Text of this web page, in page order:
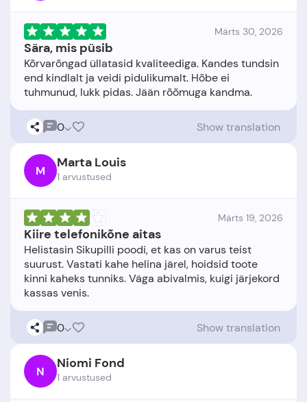
Märts 30, 2026
Sära, mis püsib
Kõrvarõngad üllatasid kvaliteediga. Kandes tundsin
end kindlalt ja veidi pidulikumalt. Hõbe ei
0 Show translation
M Marta Louis
1 arvustused
Märts 19, 2026
Kiire telefonikõne aitas
Helistasin Sikupilli poodi, et kas on varus teist
suurust. Vastati kahe helina järel, hoidsid toote
kinni kaheks tunniks. Väga abivalmis, kuigi järjekord
0 Show translation
N Niomi Fond
1 arvustused